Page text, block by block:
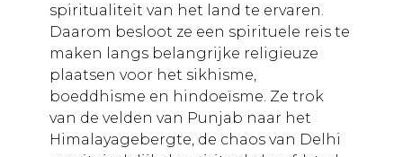
spiritualiteit van het land te ervaren.
Daarom besloot ze een spirituele reis te
maken langs belangrijke religieuze
plaatsen voor het sikhisme,
boeddhisme en hindoeïsme. Ze trok
van de velden van Punjab naar het
Himalayagebergte, de chaos van Delhi